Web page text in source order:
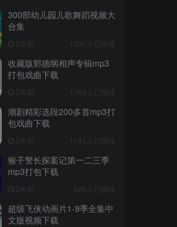
300部幼儿园儿歌舞蹈视频大
合集
2年前 1301人已阅读
收藏版郭德纲相声专辑mp3
打包戏曲下载
2年前 1163人已阅读
潮剧精彩选段200多首mp3打
包戏曲下载
2年前 1161人已阅读
猴子警长探案记第一二三季
mp3打包下载
2年前 926人已阅读
超级飞侠动画片1-9季全集中
文版视频下载